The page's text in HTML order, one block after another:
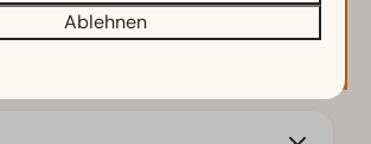
oben
und Preis
Ablehnen